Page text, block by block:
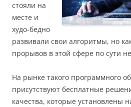
стояли на
месте и
худо-бедно
развивали свои алгоритмы, но
прорывов в этой сфере по сути
На рынке такого программного
присутствуют бесплатные
качества, которые установлены